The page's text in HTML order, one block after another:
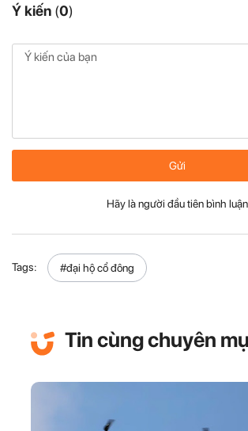
Ý kiến (0)
Gửi
Hãy là người đầu tiên bình luận
Tags: #đại hộ cổ đông
Tin cùng chuyên